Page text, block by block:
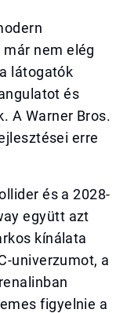
nem elég
látogatók
és
A Warner Bros.
erre
és a 2028-
együtt azt
kínálata
univerzumot, a
figyelnie a